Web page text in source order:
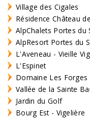
Village des Cigales
Résidence Château
AlpChalets Portes du
AlpResort Portes du
L'Aveneau - Vieille
L'Espinet
Domaine Les Forges
Vallée de la Sainte
Jardin du Golf
Bourg Est - Vigelière